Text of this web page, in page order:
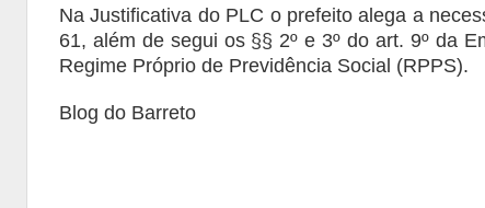
Na Justificativa do PLC o prefeito alega a
61, além de segui os §§ 2º e 3º do art. 9º da
Regime Próprio de Previdência Social (RPPS).
Blog do Barreto